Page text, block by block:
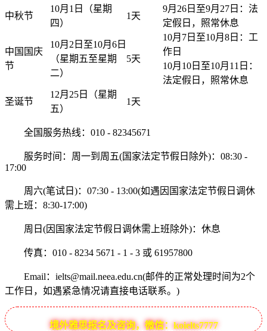
中秋节
10月1日（星期
四）
1天
9月26日至9月27日：法
定假日，照常休息
中国国庆
节
10月2日至10月6日
（星期五至星期
二）
5天
10月7日至10月8日：工
作日
10月10日至10月11日：
法定假日，照常休息
圣诞节
12月25日（星期
五）
1天
全国服务热线：010 - 82345671
服务时间：周一到周五(国家法定节假日除外)：08:30 -
17:00
周六(笔试日)：07:30 - 13:00(如遇因国家法定节假日调休
需上班：8:30-17:00)
周日(因国家法定节假日调休需上班除外)：休息
传真：010 - 8234 5671 - 1 - 3 或 61957800
Email：ielts@mail.neea.edu.cn(邮件的正常处理时间为2个
工作日，如遇紧急情况请直接电话联系。)
境外雅思报名及咨询，微信：koielts7777